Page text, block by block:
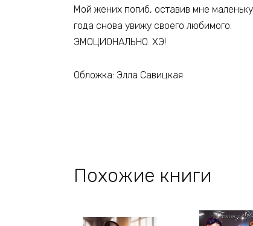
Мой жених погиб, оставив мне
года снова увижу своего любимого.
ЭМОЦИОНАЛЬНО. ХЭ!
Обложка: Элла Савицкая
Похожие книги